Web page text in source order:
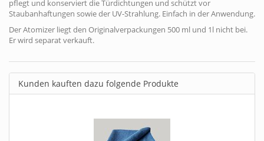
pflegt und konserviert die Türdichtungen und schützt vor
Staubanhaftungen sowie der UV-Strahlung. Einfach in der Anwendung.
Der Atomizer liegt den Originalverpackungen 500 ml und 1l nicht bei.
Er wird separat verkauft.
Kunden kauften dazu folgende Produkte